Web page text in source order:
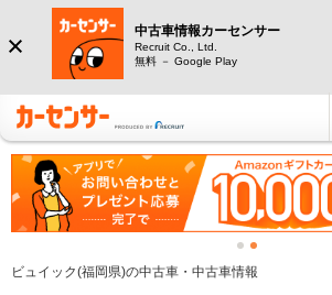
中古車情報カーセンサー
Recruit Co., Ltd.
無料 － Google Play
ビュイック(福岡県)の中古車・中古車情報